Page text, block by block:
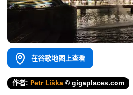
在谷歌地图上查看
作者: Petr Liška © gigaplaces.com